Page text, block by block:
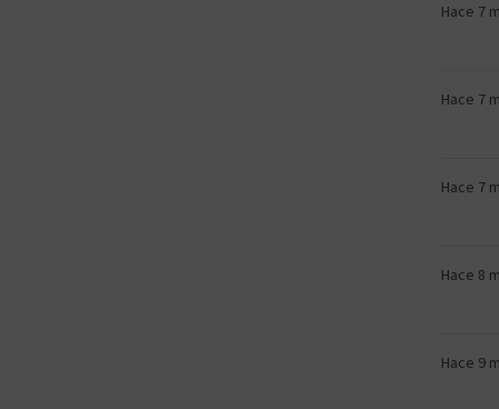
Hace 7
Hace 7
Hace 7
Hace 8
Hace 9